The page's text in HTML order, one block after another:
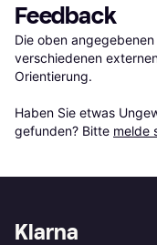
Feedback
Die oben
verschiedenen
Orientierung.
Haben Sie etwas
gefunden? Bitte melde
Klarna